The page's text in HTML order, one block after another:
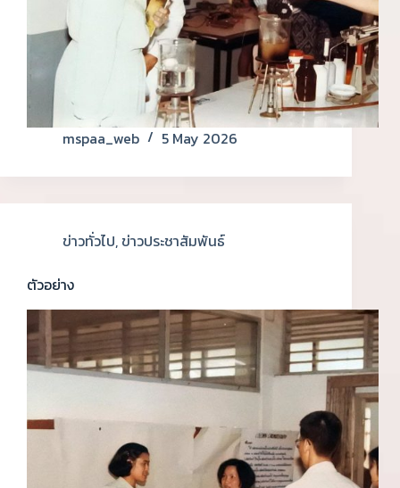
mspaa_web 5 May 2026
ข่าวทั่วไป, ข่าวประชาสัมพันธ์
ตัวอย่าง